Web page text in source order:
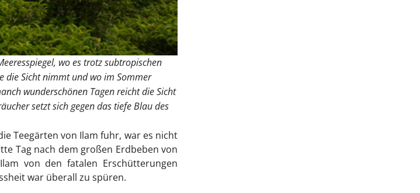
wo es trotz subtropischen
die Sicht nimmt und wo im Sommer
wunderschönen Tagen reicht die Sicht
setzt sich gegen das tiefe Blau des
Teegärten von Ilam fuhr, war es nicht
Tag nach dem großen Erdbeben von
von den fatalen Erschütterungen
war überall zu spüren.